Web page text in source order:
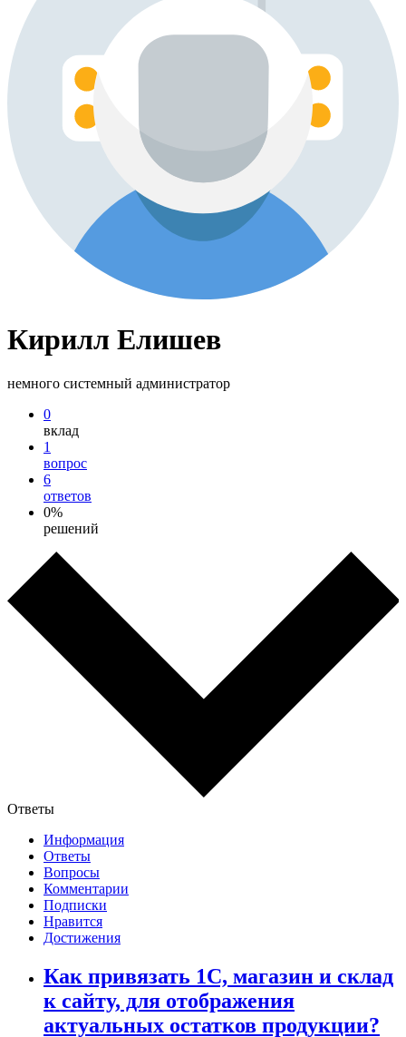
Кирилл Елишев
немного системный администратор
0
вклад
1
вопрос
6
ответов
0%
решений
Ответы
Информация
Ответы
Вопросы
Комментарии
Подписки
Нравится
Достижения
Как привязать 1С, магазин и склад
к сайту, для отображения
актуальных остатков продукции?